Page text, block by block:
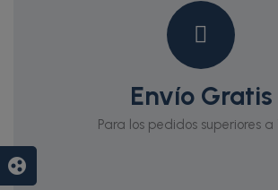
Envío Gratis
Para los pedidos superiores a
group_work